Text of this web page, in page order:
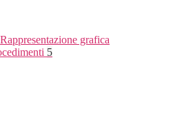
Rappresentazione grafica
5